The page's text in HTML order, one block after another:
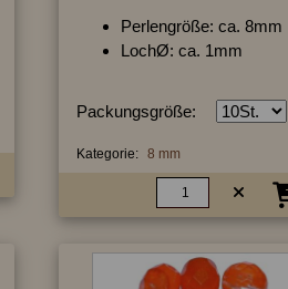
Perlengröße: ca. 8mm
LochØ: ca. 1mm
Packungsgröße:
Kategorie: 8 mm